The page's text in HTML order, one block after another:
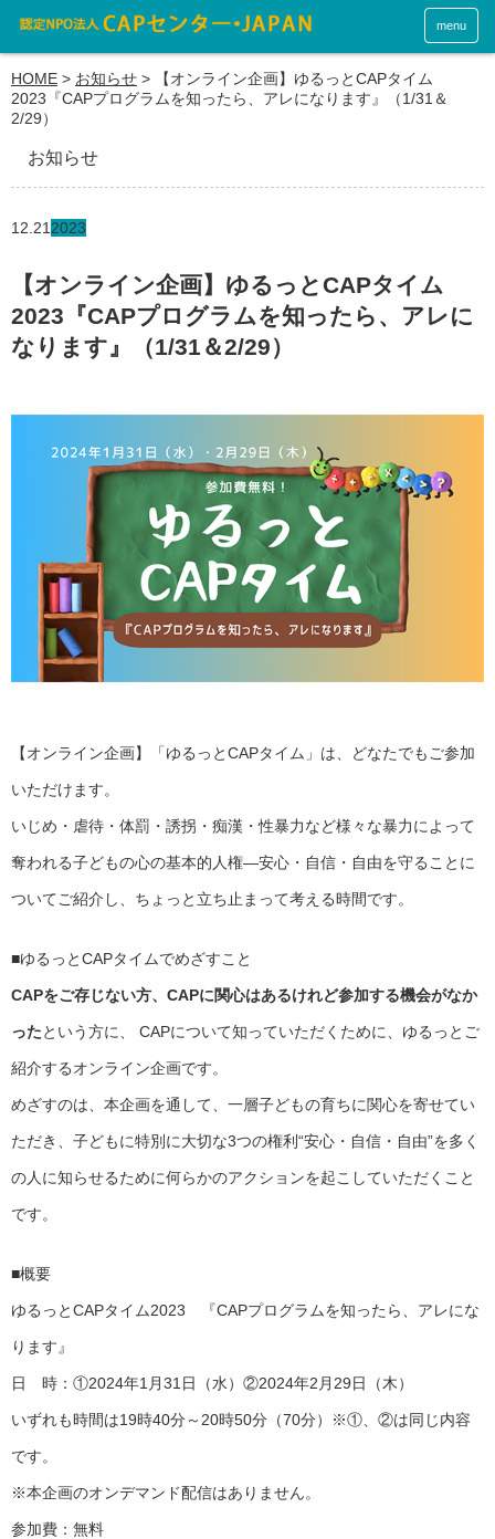
menu
HOME > お知らせ >
【オンライン企画】ゆるっとCAPタイム
2023『CAPプログラムを知ったら、アレになります』（1/31＆
2/29）
お知らせ
12.21 2023
【オンライン企画】ゆるっとCAPタイム
2023『CAPプログラムを知ったら、アレに
なります』（1/31＆2/29）
【オンライン企画】「ゆるっとCAPタイム」は、どなたでもご参加
いただけます。
いじめ・虐待・体罰・誘拐・痴漢・性暴力など様々な暴力によって
奪われる子どもの心の基本的人権―安心・自信・自由を守ることに
ついてご紹介し、ちょっと立ち止まって考える時間です。
■ゆるっとCAPタイムでめざすこと
CAPをご存じない方、CAPに関心はあるけれど参加する機会がなか
ったという方に、 CAPについて知っていただくために、ゆるっとご
紹介するオンライン企画です。
めざすのは、本企画を通して、一層子どもの育ちに関心を寄せてい
ただき、子どもに特別に大切な3つの権利“安心・自信・自由”を多く
の人に知らせるために何らかのアクションを起こしていただくこと
です。
■概要
ゆるっとCAPタイム2023 『CAPプログラムを知ったら、アレにな
ります』
日 時：①2024年1月31日（水）②2024年2月29日（木）
いずれも時間は19時40分～20時50分（70分）※①、②は同じ内容
です。
※本企画のオンデマンド配信はありません。
参加費：無料